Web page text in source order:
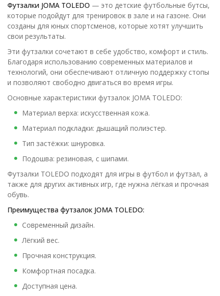
Футзалки JOMA TOLEDO — это детские футбольные бутсы,
которые подойдут для тренировок в зале и на газоне. Они
созданы для юных спортсменов, которые хотят улучшить
свои результаты.
Эти футзалки сочетают в себе удобство, комфорт и стиль.
Благодаря использованию современных материалов и
технологий, они обеспечивают отличную поддержку стопы
и позволяют свободно двигаться во время игры.
Основные характеристики футзалок JOMA TOLEDO:
Материал верха: искусственная кожа.
Материал подкладки: дышащий полиэстер.
Тип застёжки: шнуровка.
Подошва: резиновая, с шипами.
Футзалки TOLEDO подходят для игры в футбол и футзал, а
также для других активных игр, где нужна лёгкая и прочная
обувь.
Преимущества футзалок JOMA TOLEDO:
Современный дизайн.
Лёгкий вес.
Прочная конструкция.
Комфортная посадка.
Доступная цена.